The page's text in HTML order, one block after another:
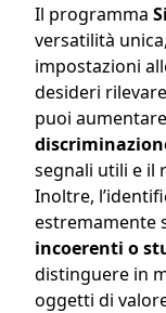
Il programma
versatilità
impostazioni
desideri
puoi
segnali utili e il
Inoltre,
estremamente
incoerenti o
distinguere in
oggetti di